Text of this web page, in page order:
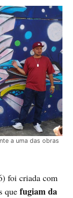
a uma das obras
foi criada com
quefugiam da